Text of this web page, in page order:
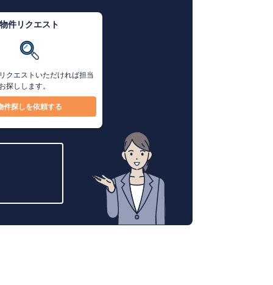
物件リクエスト
クエストいただければ担当
探しします。
件探しを依頼する